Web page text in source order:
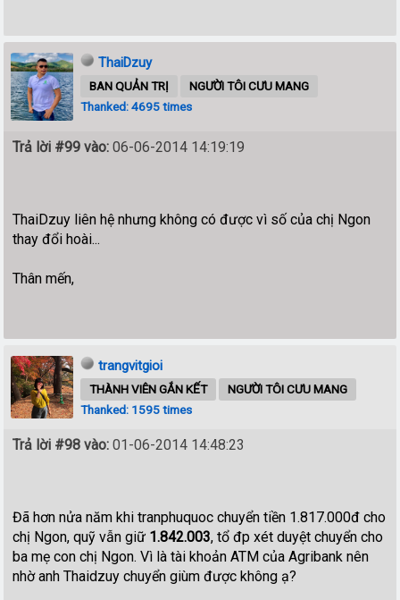
ThaiDzuy
BAN QUẢN TRỊ
NGƯỜI TÔI CƯU MANG
Thanked: 4695 times
Trả lời #99 vào: 06-06-2014 14:19:19
ThaiDzuy liên hệ nhưng không có được vì số của chị Ngon
thay đổi hoài...
Thân mến,
trangvitgioi
THÀNH VIÊN GẮN KẾT
NGƯỜI TÔI CƯU MANG
Thanked: 1595 times
Trả lời #98 vào: 01-06-2014 14:48:23
Đã hơn nửa năm khi tranphuquoc chuyển tiền 1.817.000đ cho
chị Ngon, quỹ vẫn giữ 1.842.003, tổ đp xét duyệt chuyển cho
ba mẹ con chị Ngon. Vì là tài khoản ATM của Agribank nên
nhờ anh Thaidzuy chuyển giùm được không ạ?